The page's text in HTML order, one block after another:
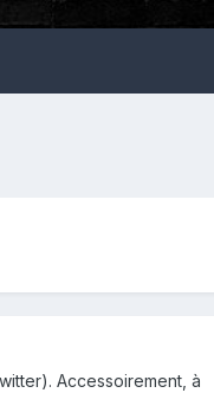
Accessoirement, à